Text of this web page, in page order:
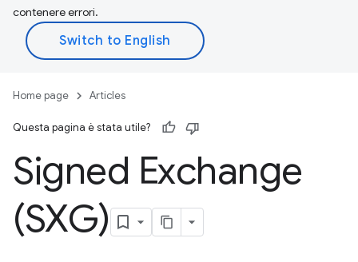
contenere errori.
Home page Articles
Questa pagina è stata utile?
Signed Exchange
(SXG)